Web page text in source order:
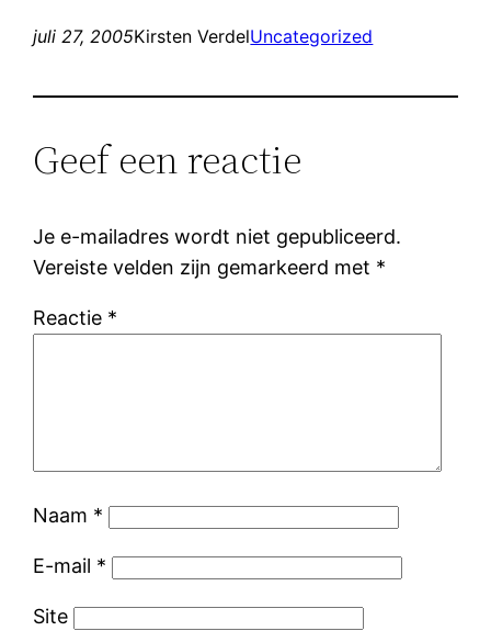
juli 27, 2005Kirsten VerdelUncategorized
Geef een reactie
Je e-mailadres wordt niet gepubliceerd.
Vereiste velden zijn gemarkeerd met *
Reactie *
Naam *
E-mail *
Site